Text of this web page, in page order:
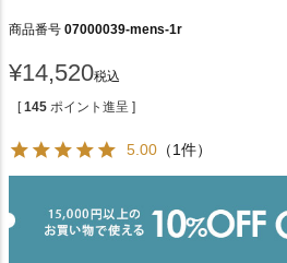
商品番号 07000039-mens-1r
¥14,520税込
[ 145 ポイント進呈 ]
5.00 （1件）